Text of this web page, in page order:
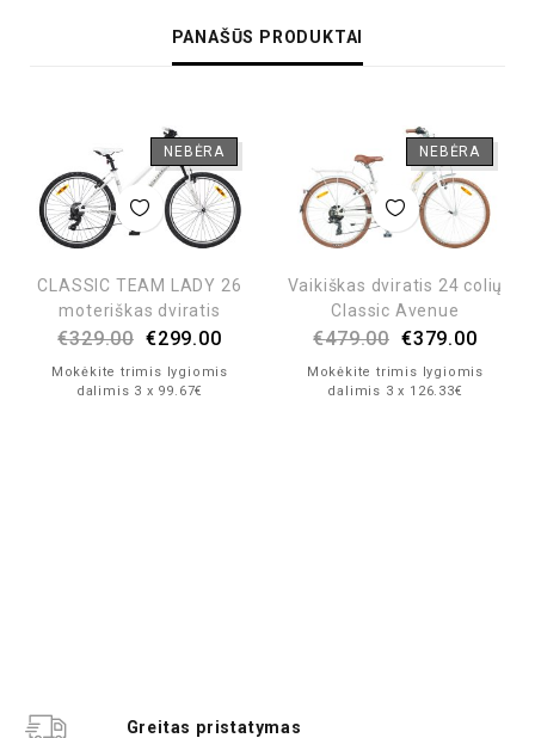
PANAŠŪS PRODUKTAI
NEBĖRA
CLASSIC TEAM LADY 26
moteriškas dviratis
€329.00 €299.00
Mokėkite trimis lygiomis
dalimis 3 x 99.67€
NEBĖRA
Vaikiškas dviratis 24 colių
Classic Avenue
€479.00 €379.00
Mokėkite trimis lygiomis
dalimis 3 x 126.33€
Greitas pristatymas